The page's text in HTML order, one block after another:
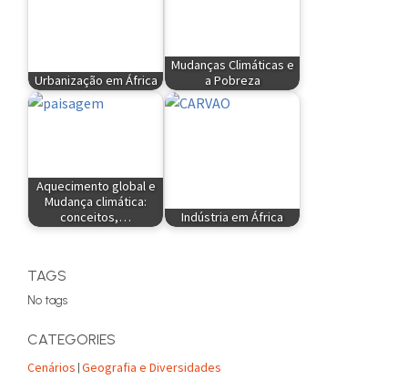
Urbanização em África
Mudanças Climáticas e
a Pobreza
Aquecimento global e
Mudança climática:
conceitos,…
Indústria em África
TAGS
No tags
CATEGORIES
Cenários |Geografia e Diversidades